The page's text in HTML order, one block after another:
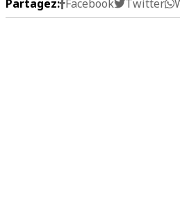
Partagez: Facebook Twitter